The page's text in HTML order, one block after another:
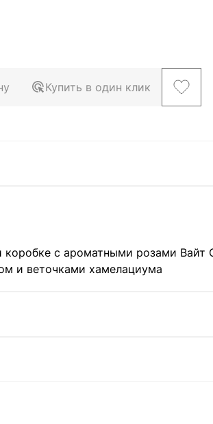
Купить в один клик
коробке с ароматными розами Вайт
и веточками хамелациума